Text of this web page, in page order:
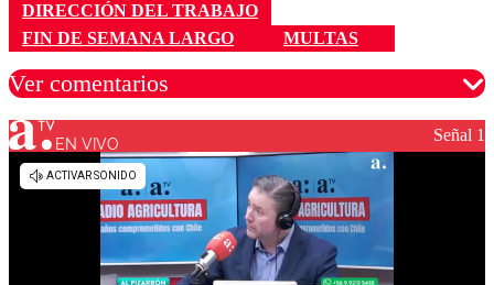
DIRECCIÓN DEL TRABAJO
FIN DE SEMANA LARGO
MULTAS
Ver comentarios
Los comentarios son moderados para garantizar un
diálogo respetuoso.
EN VIVO Señal 1